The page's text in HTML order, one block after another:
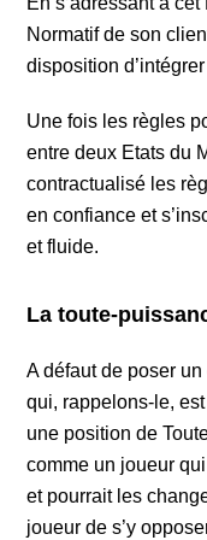
Normatif de son
disposition
Une fois les règles
entre deux Etats du
contractualisé les
en confiance et
et fluide.
La toute-
A défaut de poser
qui, rappelons-le,
une position de
comme un joueur
et pourrait les
joueur de s’y